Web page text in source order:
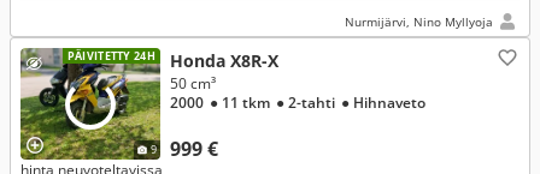
Nurmijärvi, Nino Myllyoja
PÄIVITETTY 24H
9
Honda X8R-X
999 €
50 cm³
2000 ● 11 tkm ● 2-tahti ● Hihnaveto
hinta neuvoteltavissa